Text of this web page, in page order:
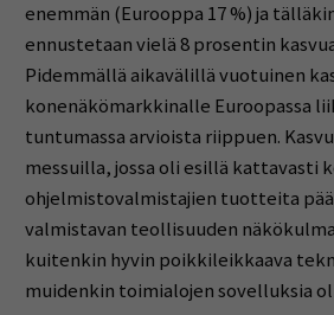
enemmän (Eurooppa 17 %) ja
ennustetaan vielä 8 prosentin
Pidemmällä aikavälillä vuotuinen
konenäkömarkkinalle Euroopassa
tuntumassa arvioista riippuen.
messuilla, jossa oli esillä kattavasti
ohjelmistovalmistajien tuotteita
valmistavan teollisuuden
kuitenkin hyvin poikkileikkaava
muidenkin toimialojen sovelluksia